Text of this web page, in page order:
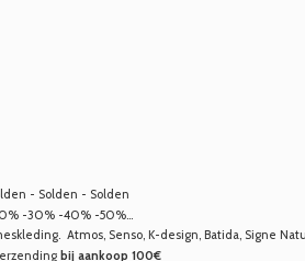
- Solden - Solden
-30% -40% -50%...
Atmos, Senso, K-design, Batida, Signe
bij aankoop 100€